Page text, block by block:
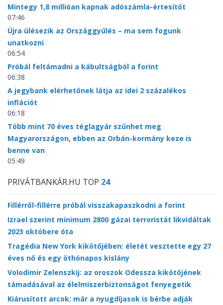
Mintegy 1,8 millióan kapnak adószámla-értesítőt
07:46
Újra ülésezik az Országgyűlés – ma sem fogunk
unatkozni
06:54
Próbál feltámadni a kábultságból a forint
06:38
A jegybank elérhetőnek látja az idei 2 százalékos
inflációt
06:18
Több mint 70 éves téglagyár szűnhet meg
Magyarországon, ebben az Orbán-kormány keze is
benne van
05:49
PRIVÁTBANKÁR.HU TOP 24
Fillérről-fillérre próbál visszakapaszkodni a forint
Izrael szerint minimum 2800 gázai terroristát likvidáltak
2023 októbere óta
Tragédia New York kikötőjében: életét vesztette egy 27
éves nő és egy öthónapos kislány
Volodimir Zelenszkij: az oroszok Odessza kikötőjének
támadásával az élelmiszerbiztonságot fenyegetik
Kiárusított arcok: már a nyugdíjasok is bérbe adják